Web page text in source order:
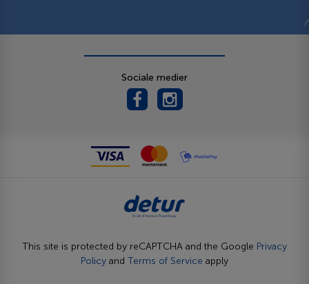
Sociale medier
This site is protected by reCAPTCHA and the Google Privacy
Policy and Terms of Service apply